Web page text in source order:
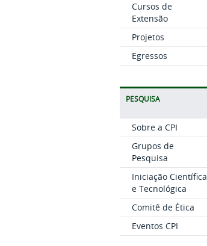
Cursos de
Extensão
Projetos
Egressos
PESQUISA
Sobre a CPI
Grupos de
Pesquisa
Iniciação Científica
e Tecnológica
Comitê de Ética
Eventos CPI